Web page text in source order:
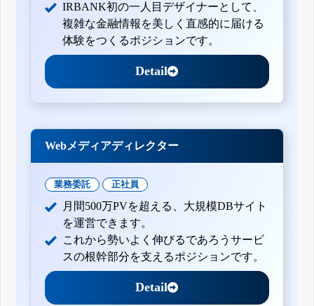
IRBANK初の一人目デザイナーとして、
複雑な金融情報を美しく直感的に届ける
体験をつくるポジションです。
Detail
Webメディアディレクター
業務委託 正社員
月間500万PVを超える、大規模DBサイト
を運営できます。
これから勢いよく伸びるであろうサービ
スの根幹部分を支えるポジションです。
Detail